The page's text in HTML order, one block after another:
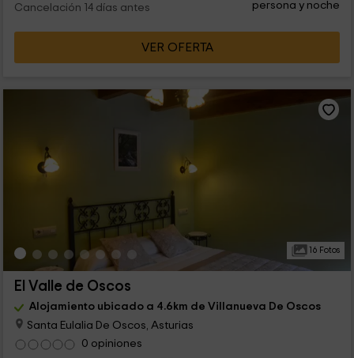
Cancelación 14 días antes
persona y noche
VER OFERTA
16 Fotos
El Valle de Oscos
Alojamiento ubicado a 4.6km de Villanueva De Oscos
Santa Eulalia De Oscos, Asturias
0 opiniones